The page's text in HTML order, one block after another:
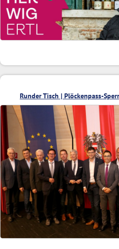
Runder Tisch | Plöckenpass-